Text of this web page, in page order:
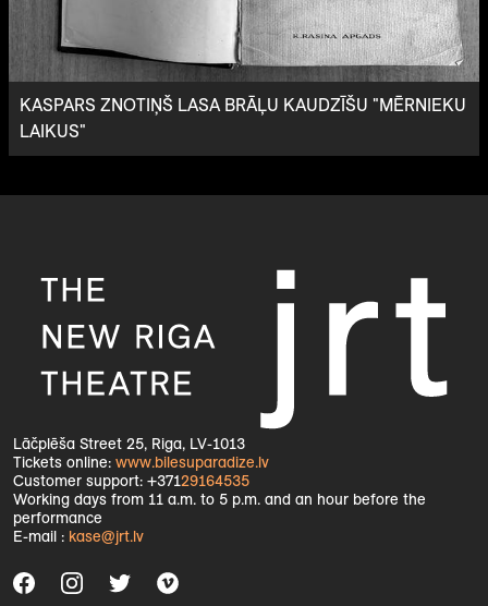
KASPARS ZNOTIŅŠ LASA BRĀĻU KAUDZĪŠU "MĒRNIEKU
LAIKUS"
Lāčplēša Street 25, Riga, LV-1013
Tickets online: www.bilesuparadize.lv
Customer support: +37129164535
Working days from 11 a.m. to 5 p.m. and an hour before the
performance
E-mail : kase@jrt.lv